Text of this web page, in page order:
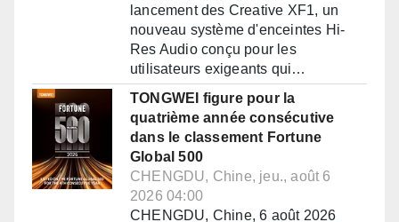
lancement des Creative XF1, un
nouveau système d'enceintes Hi-
Res Audio conçu pour les
utilisateurs exigeants qui…
TONGWEI figure pour la
quatrième année consécutive
dans le classement Fortune
Global 500
CHENGDU, Chine, jeu., août 6
2026 04:00
CHENGDU, Chine, 6 août 2026